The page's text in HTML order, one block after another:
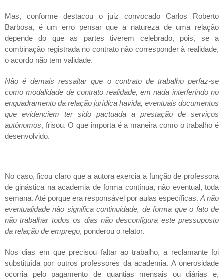
Mas, conforme destacou o juiz convocado Carlos Roberto
Barbosa, é um erro pensar que a natureza de uma relação
depende do que as partes tiverem celebrado, pois, se a
combinação registrada no contrato não corresponder à realidade,
o acordo não tem validade.
Não é demais ressaltar que o contrato de trabalho perfaz-se
como modalidade de contrato realidade, em nada interferindo no
enquadramento da relação jurídica havida, eventuais documentos
que evidenciem ter sido pactuada a prestação de serviços
autônomos, frisou. O que importa é a maneira como o trabalho é
desenvolvido.
No caso, ficou claro que a autora exercia a função de professora
de ginástica na academia de forma contínua, não eventual, toda
semana. Até porque era responsável por aulas específicas. A não
eventualidade não significa continuidade, de forma que o fato de
não trabalhar todos os dias não desconfigura este pressuposto
da relação de emprego, ponderou o relator.
Nos dias em que precisou faltar ao trabalho, a reclamante foi
substituída por outros professores da academia. A onerosidade
ocorria pelo pagamento de quantias mensais ou diárias e,